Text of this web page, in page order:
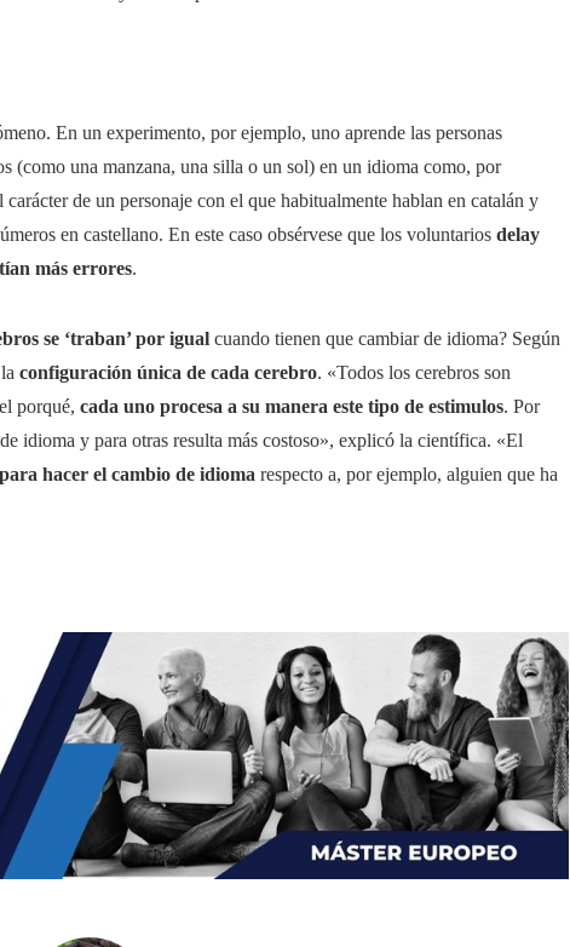
En un experimento, por ejemplo, uno aprende las personas
(como una manzana, una silla o un sol) en un idioma como, por
de un personaje con el que habitualmente hablan en catalán y
en castellano. En este caso obsérvese que los voluntarios delay
más errores.
se ‘traban’ por igual cuando tienen que cambiar de idioma? Según
configuración única de cada cerebro. «Todos los cerebros son
porqué, cada uno procesa a su manera este tipo de estimulos. Por
idioma y para otras resulta más costoso», explicó la científica. «El
hacer el cambio de idioma respecto a, por ejemplo, alguien que ha